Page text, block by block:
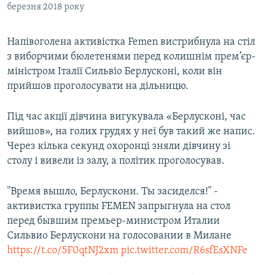
УКР
КТАТ
Усі сайти RFE/RL
березня 2018 року
Напівоголена активістка Femen вистрибнула на стіл
з виборчими бюлетенями перед колишнім прем’єр-
міністром Італії Сильвіо Берлусконі, коли він
прийшов проголосувати на дільницю.
Під час акції дівчина вигукувала «Берлусконі, час
вийшов», на голих грудях у неї був такий же напис.
Через кілька секунд охоронці зняли дівчину зі
столу і вивели із залу, а політик проголосував.
"Время вышло, Берлускони. Ты засиделся!" -
активистка группы FEMEN запрыгнула на стол
перед бывшим премьер-министром Италии
Сильвио Берлускони на голосовании в Милане
https://t.co/5F0qtNJ2xm pic.twitter.com/R6sfEsXNFe